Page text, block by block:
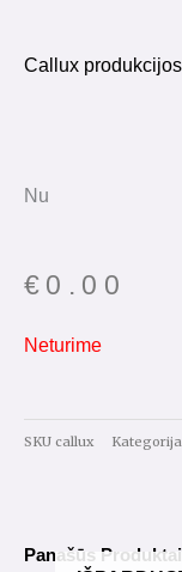
Callux
Nu
€ 0.00
Neturime
SKU callux Kategorija
Panašūs Produktai